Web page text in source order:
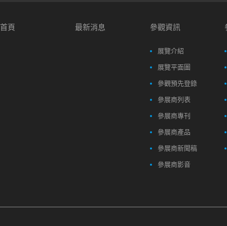
首頁 最新消息 參觀資訊
展覽介紹
展覽平面圖
參觀預先登錄
參展商列表
參展商專刊
參展商產品
參展商新聞稿
參展商影音